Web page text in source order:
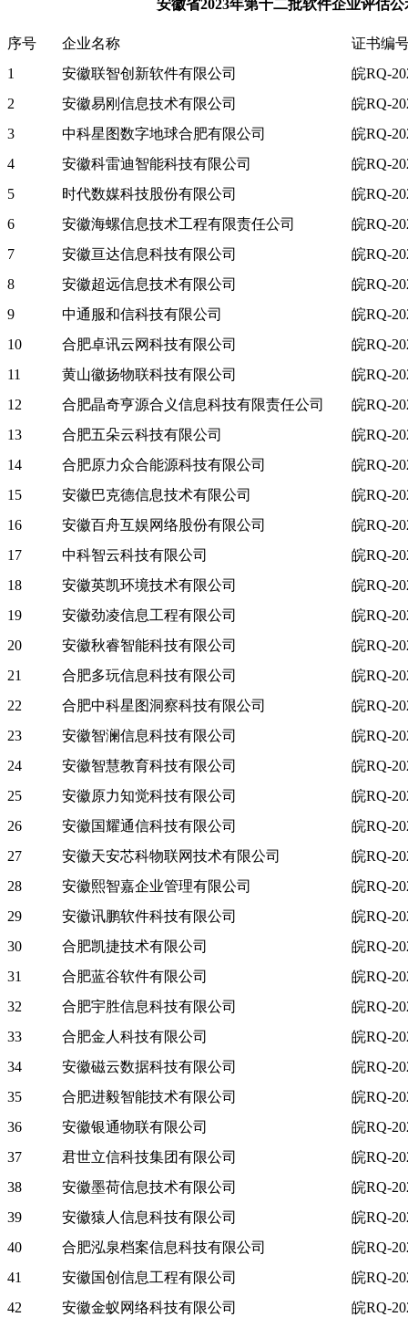
安徽省2023年第十二批软件企业评估
序号 企业名称
证书编
1
安徽联智创新软件有限公司
皖RQ-
2
安徽易刚信息技术有限公司
皖RQ-
3
中科星图数字地球合肥有限公司
皖RQ-
4
安徽科雷迪智能科技有限公司
皖RQ-
5
时代数媒科技股份有限公司
皖RQ-
6
安徽海螺信息技术工程有限责任公司
皖RQ-
7
安徽亘达信息科技有限公司
皖RQ-
8
安徽超远信息技术有限公司
皖RQ-
9
中通服和信科技有限公司
皖RQ-
10
合肥卓讯云网科技有限公司
皖RQ-
11
黄山徽扬物联科技有限公司
皖RQ-
12
合肥晶奇亨源合义信息科技有限责任公司
皖RQ-
13
合肥五朵云科技有限公司
皖RQ-
14
合肥原力众合能源科技有限公司
皖RQ-
15
安徽巴克德信息技术有限公司
皖RQ-
16
安徽百舟互娱网络股份有限公司
皖RQ-
17
中科智云科技有限公司
皖RQ-
18
安徽英凯环境技术有限公司
皖RQ-
19
安徽劲凌信息工程有限公司
皖RQ-
20
安徽秋睿智能科技有限公司
皖RQ-
21
合肥多玩信息科技有限公司
皖RQ-
22
合肥中科星图洞察科技有限公司
皖RQ-
23
安徽智澜信息科技有限公司
皖RQ-
24
安徽智慧教育科技有限公司
皖RQ-
25
安徽原力知觉科技有限公司
皖RQ-
26
安徽国耀通信科技有限公司
皖RQ-
27
安徽天安芯科物联网技术有限公司
皖RQ-
28
安徽熙智嘉企业管理有限公司
皖RQ-
29
安徽讯鹏软件科技有限公司
皖RQ-
30
合肥凯捷技术有限公司
皖RQ-
31
合肥蓝谷软件有限公司
皖RQ-
32
合肥宇胜信息科技有限公司
皖RQ-
33
合肥金人科技有限公司
皖RQ-
34
安徽磁云数据科技有限公司
皖RQ-
35
合肥进毅智能技术有限公司
皖RQ-
36
安徽银通物联有限公司
皖RQ-
37
君世立信科技集团有限公司
皖RQ-
38
安徽墨荷信息技术有限公司
皖RQ-
39
安徽猿人信息科技有限公司
皖RQ-
40
合肥泓泉档案信息科技有限公司
皖RQ-
41
安徽国创信息工程有限公司
皖RQ-
42
安徽金蚁网络科技有限公司
皖RQ-